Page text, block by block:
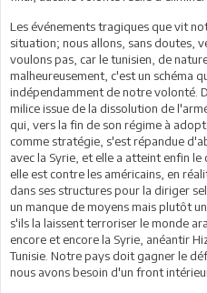
Les événements tragiques que vit
situation; nous allons, sans doutes,
voulons pas, car le tunisien, de
malheureusement, c'est un schéma
indépendamment de notre volonté.
milice issue de la dissolution de
qui, vers la fin de son régime à
comme stratégie, s'est répandue
avec la Syrie, et elle a atteint enfin le
elle est contre les américains, en
dans ses structures pour la diriger
un manque de moyens mais plutôt
s'ils la laissent terroriser le monde
encore et encore la Syrie, anéantir
Tunisie. Notre pays doit gagner le
nous avons besoin d'un front